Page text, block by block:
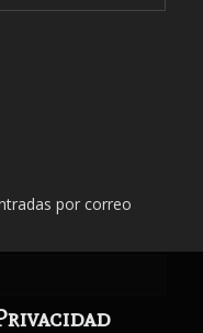
por correo